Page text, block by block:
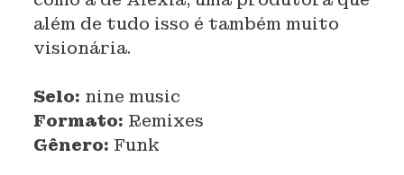
além de tudo isso é também muito
visionária.
Selo: nine music
Formato: Remixes
Gênero: Funk